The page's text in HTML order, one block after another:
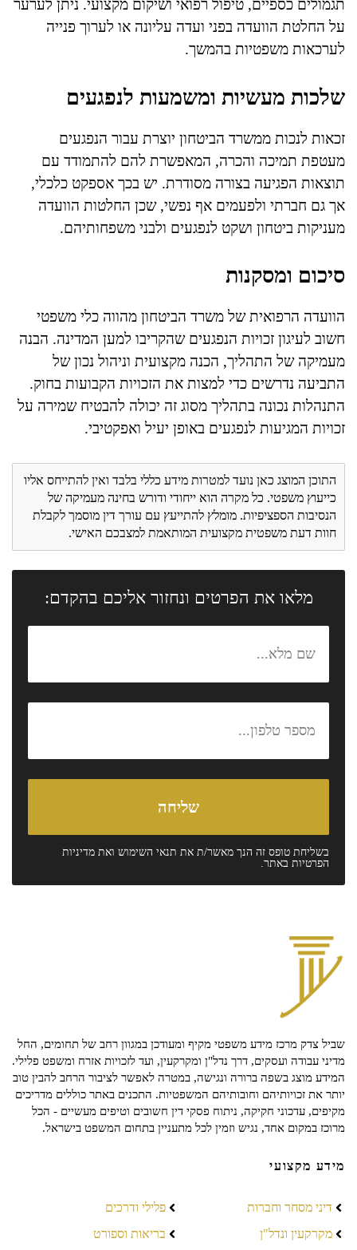
תגמולים כספיים, טיפול רפואי ושיקום מקצועי. ניתן לערער
על החלטת הוועדה בפני ועדה עליונה או לערוך פנייה
לערכאות משפטיות בהמשך.
שלכות מעשיות ומשמעות לנפגעים
זכאות לנכות ממשרד הביטחון יוצרת עבור הנפגעים
מעטפת תמיכה והכרה, המאפשרת להם להתמודד עם
תוצאות הפגיעה בצורה מסודרת. יש בכך אספקט כלכלי,
אך גם חברתי ולפעמים אף נפשי, שכן החלטות הוועדה
מעניקות ביטחון ושקט לנפגעים ולבני משפחותיהם.
סיכום ומסקנות
הוועדה הרפואית של משרד הביטחון מהווה כלי משפטי
חשוב לעיגון זכויות הנפגעים שהקריבו למען המדינה. הבנה
מעמיקה של התהליך, הכנה מקצועית וניהול נכון של
התביעה נדרשים כדי למצות את הזכויות הקבועות בחוק.
התנהלות נכונה בתהליך מסוג זה יכולה להבטיח שמירה על
זכויות המגיעות לנפגעים באופן יעיל ואפקטיבי.
התוכן המוצג כאן נועד למטרות מידע כללי בלבד ואין להתייחס אליו
כייעוץ משפטי. כל מקרה הוא ייחודי ודורש בחינה מעמיקה של
הנסיבות הספציפיות. מומלץ להתייעץ עם עורך דין מוסמך לקבלת
חוות דעת משפטית מקצועית המותאמת למצבכם האישי.
מלאו את הפרטים ונחזור אליכם בהקדם:
בשליחת טופס זה הנך מאשר/ת את תנאי השימוש ואת מדיניות
הפרטיות באתר.
שביל צדק מרכז מידע משפטי מקיף ומעודכן במגוון רחב של תחומים, החל
מדיני עבודה ועסקים, דרך נדל"ן ומקרקעין, ועד לזכויות אזרח ומשפט פלילי.
המידע מוצג בשפה ברורה ונגישה, במטרה לאפשר לציבור הרחב להבין טוב
יותר את זכויותיהם וחובותיהם המשפטיות. התכנים באתר כוללים מדריכים
מקיפים, עדכוני חקיקה, ניתוח פסקי דין חשובים וטיפים מעשיים - הכל
מרוכז במקום אחד, נגיש וזמין לכל מתעניין בתחום המשפט בישראל.
מידע מקצועי
דיני מסחר וחברות
מקרקעין ונדל"ן
פלילי ודרכים
בריאות וספורט